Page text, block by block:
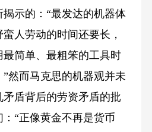
示的：“最发达的机器体
人劳动的时间还要长，
简单、最粗笨的工具时
然而马克思的机器观并未
盾背后的劳资矛盾的批
“正像黄金不再是货币